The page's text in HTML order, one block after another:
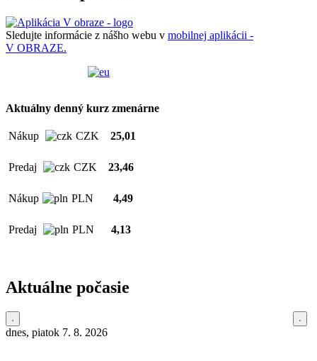
Sledujte informácie z nášho webu v mobilnej aplikácii -
V OBRAZE.
Aktuálny denný kurz zmenárne
Nákup CZK 25,01
Predaj CZK 23,46
Nákup PLN 4,49
Predaj PLN 4,13
Aktuálne počasie
dnes, piatok 7. 8. 2026